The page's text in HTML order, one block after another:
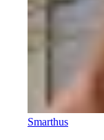
Smarthus